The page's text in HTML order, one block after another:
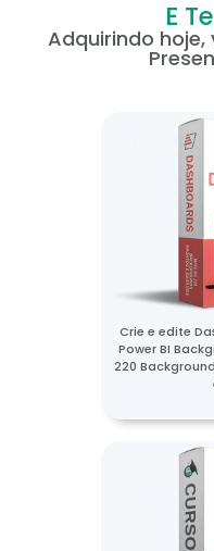
E
Adquirindo
Crie e edite
Power BI
220